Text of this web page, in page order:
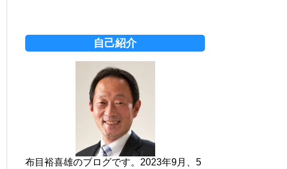
自己紹介
布目裕喜雄のブログです。2023年9月、5